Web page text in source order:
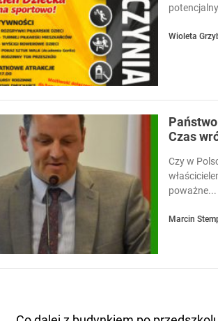
Wioleta
Czas
Czy w
poważne...
Marcin